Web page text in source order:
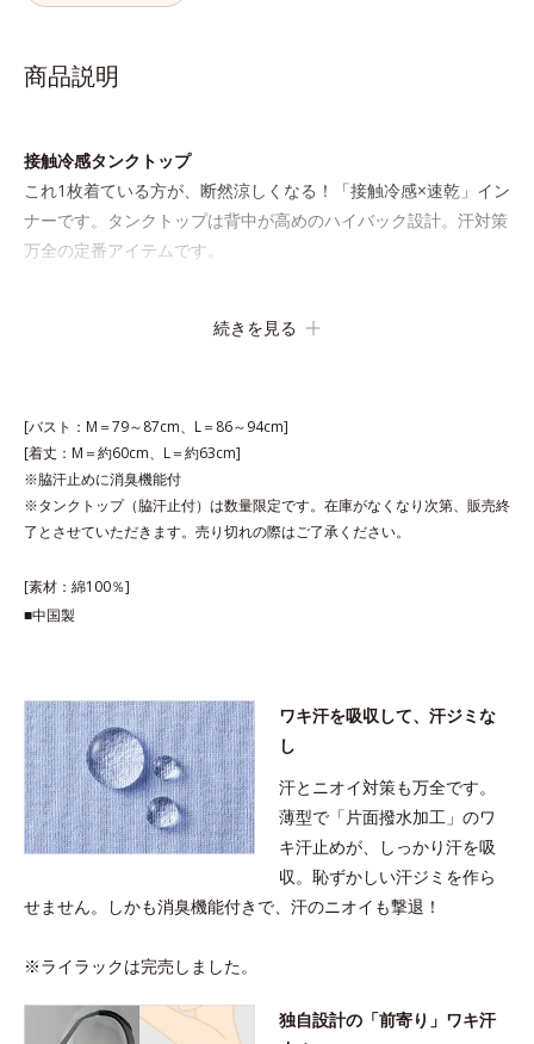
商品説明
接触冷感タンクトップ
これ1枚着ている方が、断然涼しくなる！「接触冷感×速乾」イン
ナーです。タンクトップは背中が高めのハイバック設計。汗対策
万全の定番アイテムです。
薄型で「片面撥水加工」のワキ汗止めがしっかり汗を吸収。アウ
高機能なのに綿100％
綿100％のやさしさと、シャリッとした生地感で爽快な着ごこ
ち。よくある化学繊維の夏インナーが苦手な方にもおすすめで
続きを見る
[バスト：M＝79～87cm、L＝86～94cm]
[着丈：M＝約60cm、L＝約63cm]
※脇汗止めに消臭機能付
※タンクトップ（脇汗止付）は数量限定です。在庫がなくなり次第、販売終
了とさせていただきます。売り切れの際はご了承ください。
[素材：綿100％]
■中国製
ワキ汗を吸収して、汗ジミな
し
汗とニオイ対策も万全です。
薄型で「片面撥水加工」のワ
キ汗止めが、しっかり汗を吸
収。恥ずかしい汗ジミを作ら
せません。しかも消臭機能付きで、汗のニオイも撃退！
※ライラックは完売しました。
独自設計の「前寄り」ワキ汗